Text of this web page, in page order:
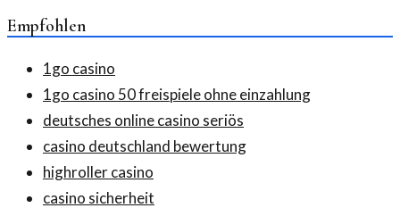
Empfohlen
1go casino
1go casino 50 freispiele ohne einzahlung
deutsches online casino seriös
casino deutschland bewertung
highroller casino
casino sicherheit